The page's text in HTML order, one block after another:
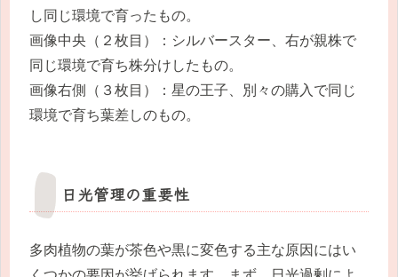
し同じ環境で育ったもの。
画像中央（２枚目）：シルバースター、右が親株で
同じ環境で育ち株分けしたもの。
画像右側（３枚目）：星の王子、別々の購入で同じ
環境で育ち葉差しのもの。
日光管理の重要性
多肉植物の葉が茶色や黒に変色する主な原因にはい